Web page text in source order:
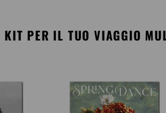
nel
carrello
KIT PER IL TUO VIAGGIO